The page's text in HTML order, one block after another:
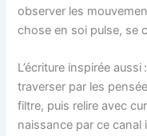
observer les
chose en soi pulse, se
L’écriture inspirée
traverser par les
filtre, puis relire avec
naissance par ce